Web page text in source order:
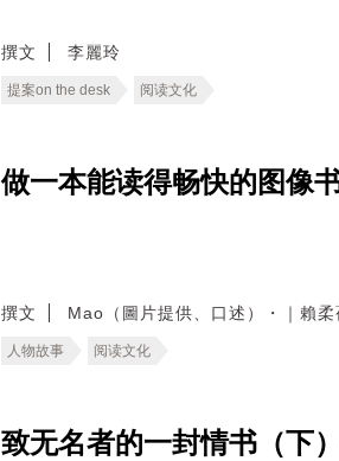
撰文 李麗玲
提案on the desk 阅读文化
做一本能读得畅快的图像
撰文 Mao（圖片提供、口述）・｜賴柔
人物故事 阅读文化
致无名者的一封情书（